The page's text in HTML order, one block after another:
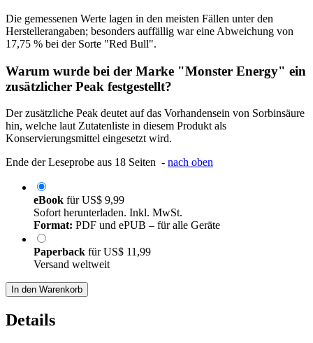
Die gemessenen Werte lagen in den meisten Fällen unter den
Herstellerangaben; besonders auffällig war eine Abweichung von
17,75 % bei der Sorte "Red Bull".
Warum wurde bei der Marke "Monster Energy" ein
zusätzlicher Peak festgestellt?
Der zusätzliche Peak deutet auf das Vorhandensein von Sorbinsäure
hin, welche laut Zutatenliste in diesem Produkt als
Konservierungsmittel eingesetzt wird.
Ende der Leseprobe aus 18 Seiten - nach oben
eBook fürUS$ 9,99
Sofort herunterladen. Inkl. MwSt.
Format: PDF und ePUB – für alle Geräte
Paperback fürUS$ 11,99
Versand weltweit
In den Warenkorb
Details